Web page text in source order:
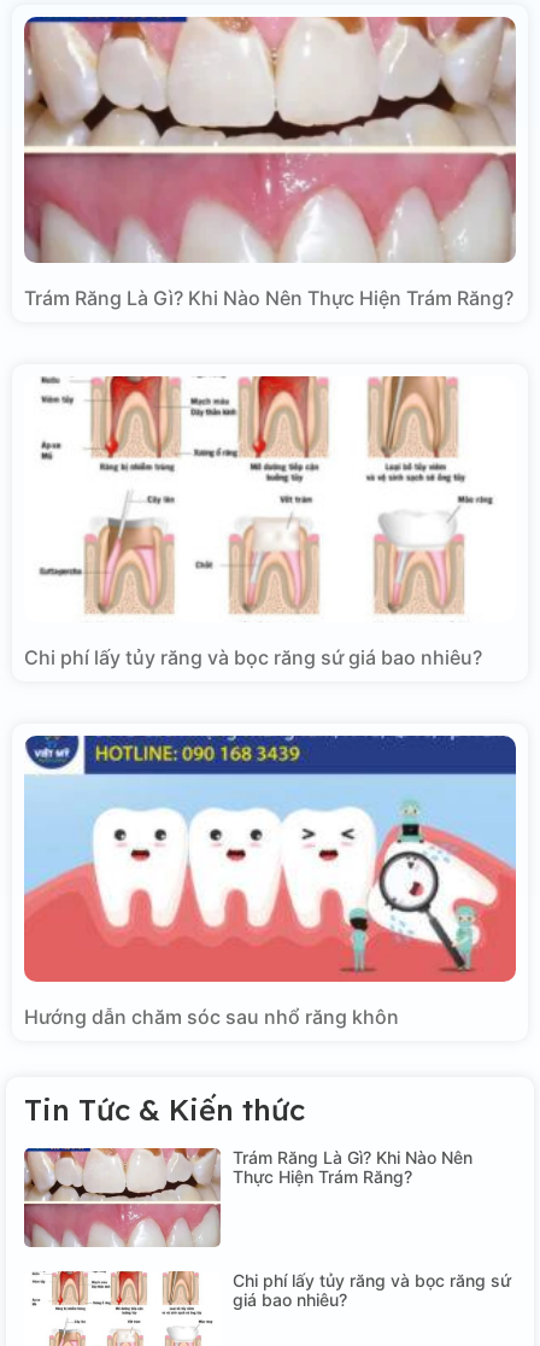
Trám Răng Là Gì? Khi Nào Nên Thực Hiện Trám Răng?
Chi phí lấy tủy răng và bọc răng sứ giá bao nhiêu?
Hướng dẫn chăm sóc sau nhổ răng khôn
Tin Tức & Kiến thức
Trám Răng Là Gì? Khi Nào Nên
Thực Hiện Trám Răng?
Chi phí lấy tủy răng và bọc răng sứ
giá bao nhiêu?